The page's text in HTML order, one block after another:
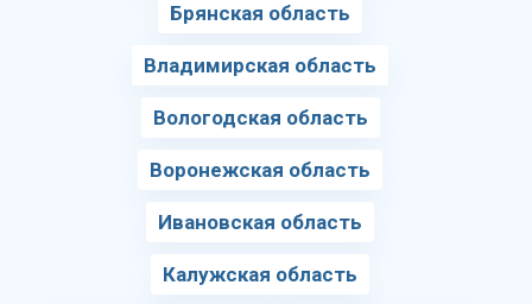
Брянская область
Владимирская область
Вологодская область
Воронежская область
Ивановская область
Калужская область